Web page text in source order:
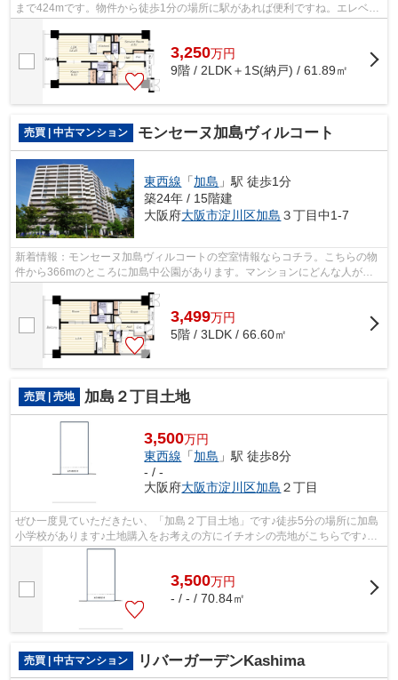
まで424mです。物件から徒歩1分の場所に駅があれば便利ですね。エレベー
ター付きの物件です。不動産のご購入を...
3,250万円
9階 / 2LDK＋1S(納戸) / 61.89㎡
売買 | 中古マンション モンセーヌ加島ヴィルコート
東西線 「加島 」駅 徒歩1分
築24年 / 15階建
大阪府大阪市淀川区加島 ３丁目中1-7
新着情報：モンセーヌ加島ヴィルコートの空室情報ならコチラ。こちらの物
件から366mのところに加島中公園があります。マンションにどんな人が住
んでいるのかも中古マンションなら事前...
3,499万円
5階 / 3LDK / 66.60㎡
売買 | 売地 加島２丁目土地
3,500万円
東西線 「加島 」駅 徒歩8分
- / -
大阪府大阪市淀川区加島 ２丁目
ぜひ一度見ていただきたい、「加島２丁目土地」です♪徒歩5分の場所に加島
小学校があります♪土地購入をお考えの方にイチオシの売地がこちらです♪建
築条件がないため、お目当ての建築会...
3,500万円
- / - / 70.84㎡
売買 | 中古マンション リバーガーデンKashima